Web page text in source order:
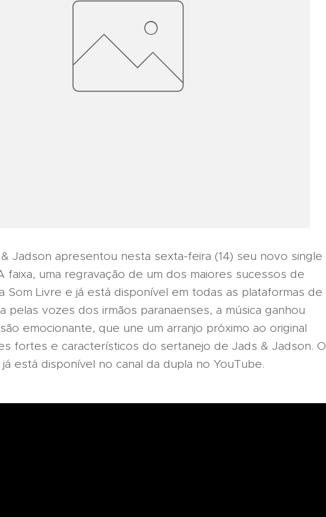
Jadson apresentou nesta sexta-feira (14) seu novo single
faixa, uma regravação de um dos maiores sucessos de
Som Livre e já está disponível em todas as plataformas de
pelas vozes dos irmãos paranaenses, a música ganhou
emocionante, que une um arranjo próximo ao original
fortes e característicos do sertanejo de Jads & Jadson. O
está disponível no canal da dupla no YouTube.